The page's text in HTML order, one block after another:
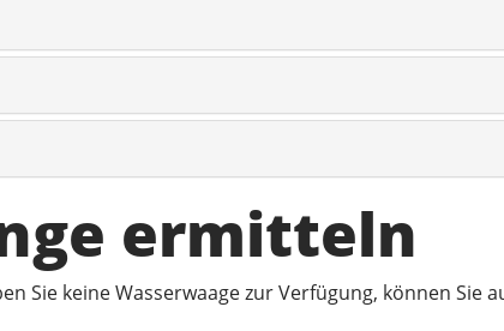
ermitteln
Sie keine Wasserwaage zur Verfügung, können Sie